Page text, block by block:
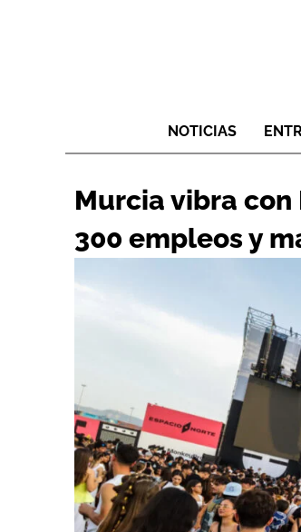
NOTICIAS
Murcia vibra con
300 empleos y